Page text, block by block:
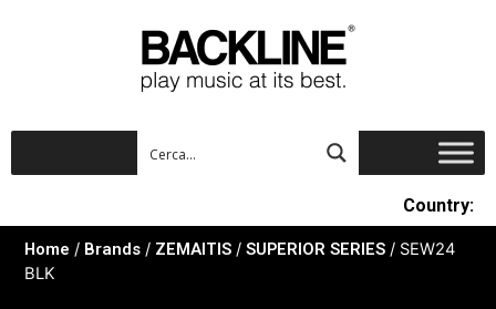
Country:
Home / Brands / ZEMAITIS / SUPERIOR SERIES / SEW24
BLK